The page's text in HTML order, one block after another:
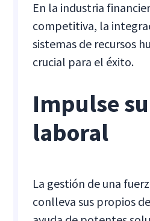
En la industria
competitiva, la
sistemas de recursos
crucial para el éxito.
Impulse
laboral
La gestión de una
conlleva sus propios